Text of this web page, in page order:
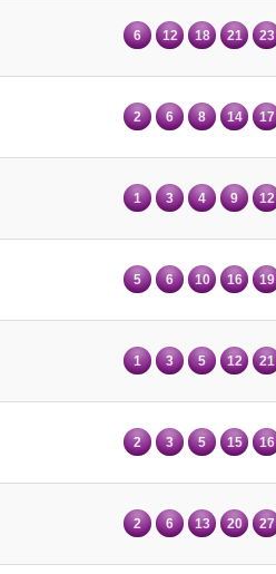
6 12 18 21 23
2 6 8 14 17
1 3 4 9 12
5 6 10 16 19
1 3 5 12 21
2 3 5 15 16
2 6 13 20 27